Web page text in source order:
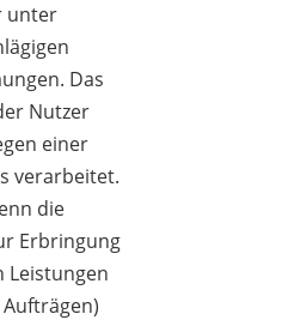
unter
Das
Nutzer
einer
verarbeitet.
die
Erbringung
Leistungen